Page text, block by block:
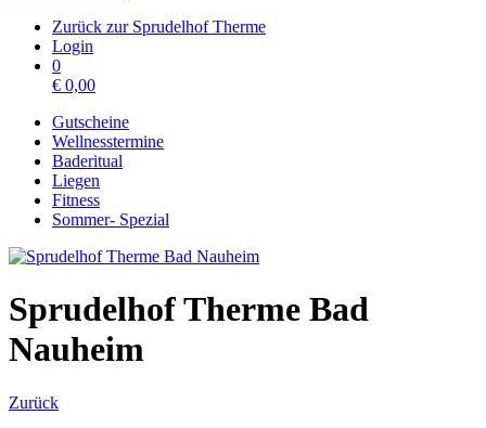
Zurück zur Sprudelhof Therme
Login
0
€ 0,00
Gutscheine
Wellnesstermine
Baderitual
Liegen
Fitness
Sommer- Spezial
Sprudelhof Therme Bad
Nauheim
Zurück